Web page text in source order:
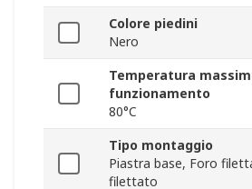
Colore piedini
Nero
Temperatura
funzionamento
80°C
Tipo montaggio
Piastra base, Foro
filettato